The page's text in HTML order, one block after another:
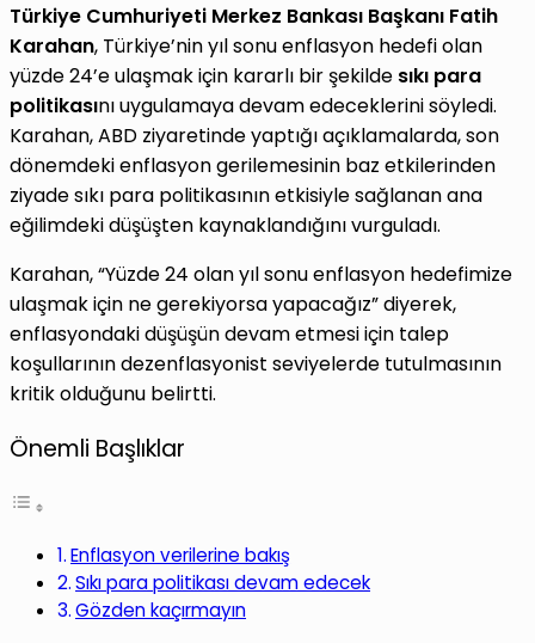
Türkiye Cumhuriyeti Merkez Bankası Başkanı Fatih
Karahan, Türkiye’nin yıl sonu enflasyon hedefi olan
yüzde 24’e ulaşmak için kararlı bir şekilde sıkı para
politikasını uygulamaya devam edeceklerini söyledi.
Karahan, ABD ziyaretinde yaptığı açıklamalarda, son
dönemdeki enflasyon gerilemesinin baz etkilerinden
ziyade sıkı para politikasının etkisiyle sağlanan ana
eğilimdeki düşüşten kaynaklandığını vurguladı.
Karahan, “Yüzde 24 olan yıl sonu enflasyon hedefimize
ulaşmak için ne gerekiyorsa yapacağız” diyerek,
enflasyondaki düşüşün devam etmesi için talep
koşullarının dezenflasyonist seviyelerde tutulmasının
kritik olduğunu belirtti.
Önemli Başlıklar
Enflasyon verilerine bakış
Sıkı para politikası devam edecek
Gözden kaçırmayın